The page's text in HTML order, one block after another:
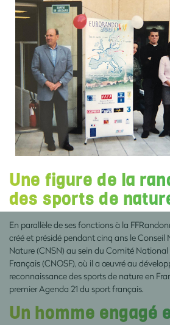
Une figure de la
des sports de
En parallèle de ses fonctions à la
créé et présidé pendant cinq ans le Conseil
Nature (CNSN) au sein du Comité
Français (CNOSF), où il a œuvré au
reconnaissance des sports de nature en
premier Agenda 21 du sport français.
Un homme engagé